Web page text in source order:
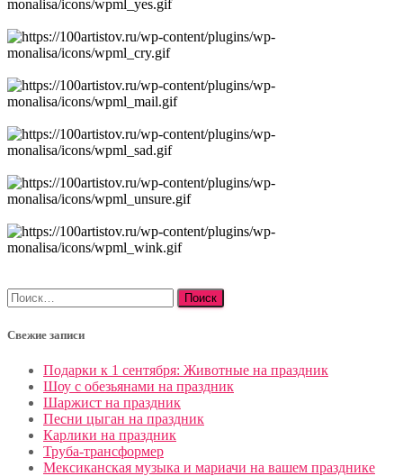
Найти:
Свежие записи
Подарки к 1 сентября: Животные на праздник
Шоу с обезьянами на праздник
Шаржист на праздник
Песни цыган на праздник
Карлики на праздник
Труба-трансформер
Мексиканская музыка и мариачи на вашем празднике